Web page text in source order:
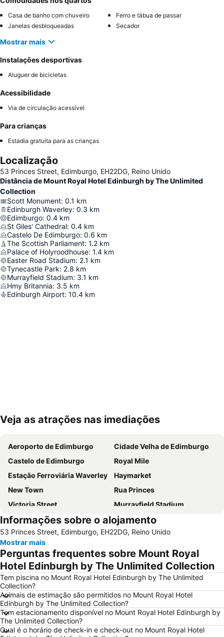
Casa de banho com chuveiro
Ferro e tábua de passar
Janelas desbloqueadas
Secador
Mostrar mais
Instalações desportivas
Aluguer de bicicletas
Acessibilidade
Via de circulação acessível
Para crianças
Estadia gratuita para as crianças
Localização
53 Princes Street, Edimburgo, EH22DG, Reino Unido
Distância de Mount Royal Hotel Edinburgh by The Unlimited
Collection
Scott Monument: 0.1 km
Edinburgh Waverley: 0.3 km
Edimburgo: 0.4 km
St Giles' Cathedral: 0.4 km
Castelo De Edimburgo: 0.6 km
The Scottish Parliament: 1.2 km
Palace of Holyroodhouse: 1.4 km
Easter Road Stadium: 2.1 km
Tynecastle Park: 2.8 km
Murrayfield Stadium: 3.1 km
Hmy Britannia: 3.5 km
Edinburgh Airport: 10.4 km
Ampliar mapa
Veja as atrações nas imediações
Aeroporto de Edimburgo
Cidade Velha de Edimburgo
Castelo de Edimburgo
Royal Mile
Estação Ferroviária Waverley
Haymarket
New Town
Rua Princes
Victoria Street
Murrayfield Stadium
Grassmarket
Galeria Nacional da Escócia
Museu Nacional da Escócia
Leith
City Art Centre
The Royal Mile Gallery
St James Quarter
Rosslyn Chapel
The Witchery by the Castle
Edinburgh Park
Scott Monument
Stockbridge
Marchmont
Greyfriars Kirk
Cowgate
Braid Hills
Edinburgh Zoo
Informações sobre o alojamento
53 Princes Street, Edimburgo, EH22DG, Reino Unido
Mostrar mais
Perguntas frequentes sobre Mount Royal
Hotel Edinburgh by The Unlimited Collection
Tem piscina no Mount Royal Hotel Edinburgh by The Unlimited
Collection?
Animais de estimação são permitidos no Mount Royal Hotel
Edinburgh by The Unlimited Collection?
Tem estacionamento disponível no Mount Royal Hotel Edinburgh by
The Unlimited Collection?
Qual é o horário de check-in e check-out no Mount Royal Hotel